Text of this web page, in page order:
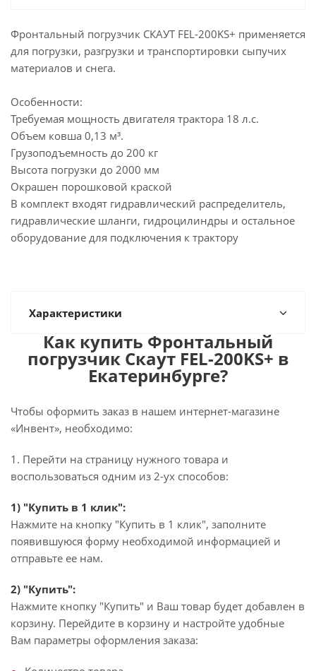
Фронтальный погрузчик СКАУТ FEL-200KS+ применяется
для погрузки, разгрузки и транспортировки сыпучих
материалов и снега.
Особенности:
Требуемая мощность двигателя трактора 18 л.с.
Объем ковша 0,13 м³.
Грузоподъемность до 200 кг
Высота погрузки до 2000 мм
Окрашен порошковой краской
В комплект входят гидравлический распределитель,
гидравлические шланги, гидроцилиндры и остальное
оборудование для подключения к трактору
Характеристики
Как купить Фронтальный
погрузчик Скаут FEL-200KS+ в
Екатеринбурге?
Чтобы оформить заказ в нашем интернет-магазине
«Инвент», необходимо:
1. Перейти на страницу нужного товара и
воспользоваться одним из 2-ух способов:
1) "Купить в 1 клик":
Нажмите на кнопку "Купить в 1 клик", заполните
появившуюся форму необходимой информацией и
отправьте ее нам.
2) "Купить":
Нажмите кнопку "Купить" и Ваш товар будет добавлен в
корзину. Перейдите в корзину и настройте удобные
Вам параметры оформления заказа: